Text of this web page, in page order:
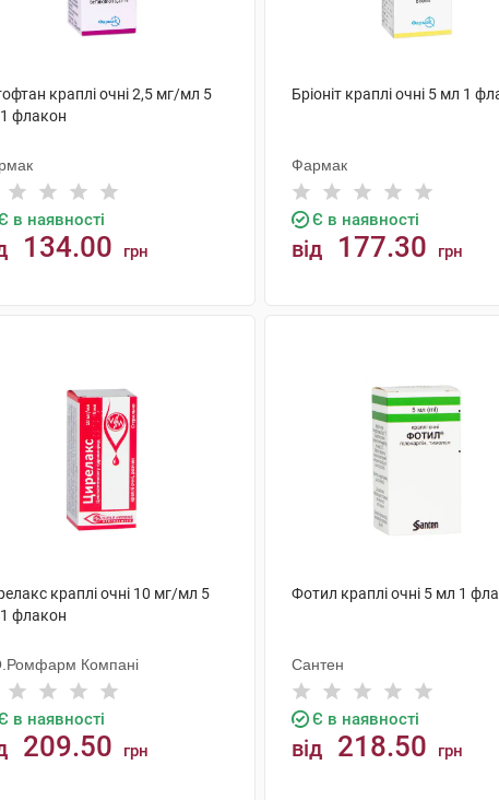
краплі очні 2,5 мг/мл 5
флакон
в наявності
134.00 грн
Бріоніт краплі очні 5 мл 1
Фармак
Є в наявності
від 177.30 грн
краплі очні 10 мг/мл 5
флакон
Компані
в наявності
209.50 грн
Фотил краплі очні 5 мл 1
Сантен
Є в наявності
від 218.50 грн